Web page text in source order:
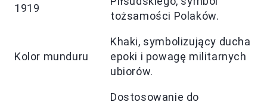
1919
tożsamości Polaków.
Kolor munduru
Khaki, symbolizujący ducha
epoki i powagę militarnych
ubiorów.
Dostosowanie do